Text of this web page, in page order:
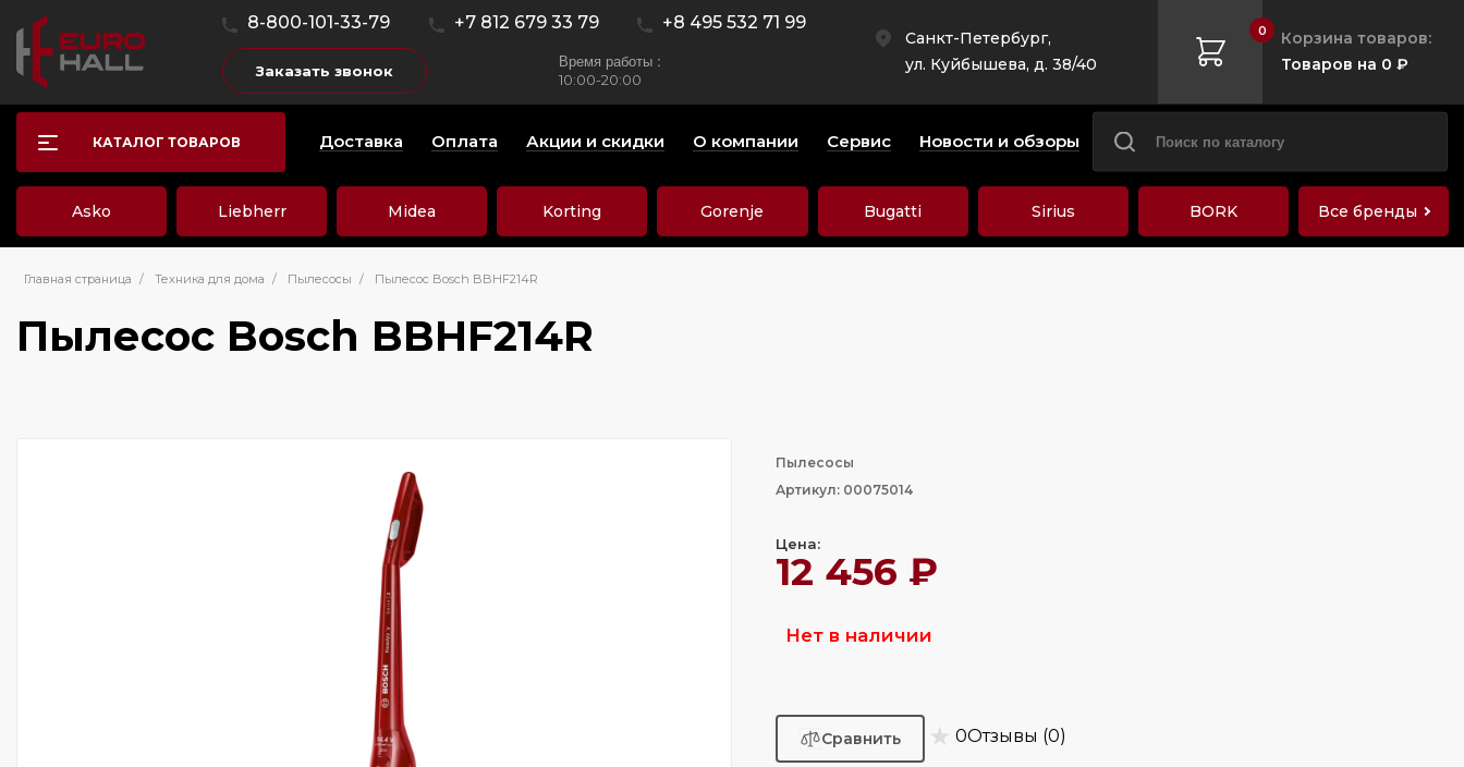
8-800-101-33-79 +7 812 679 33 79 +8 495 532 71 99
Заказать звонок Время работы :
10:00-20:00
Санкт-Петербург,
ул. Куйбышева, д. 38/40
0
Корзина товаров:
Товаров на 0 ₽
КАТАЛОГ ТОВАРОВ Доставка Оплата Акции и скидки О компании Сервис Новости и обзоры
Asko Liebherr Midea Korting Gorenje Bugatti Sirius BORK Все бренды
Главная страница / Техника для дома / Пылесосы / Пылесос Bosch BBHF214R
Пылесос Bosch BBHF214R
Пылесосы
Артикул: 00075014
Цена:
12 456 ₽
Нет в наличии
★ 0Отзывы (0)